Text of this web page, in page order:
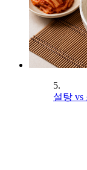
5.
설탕 vs